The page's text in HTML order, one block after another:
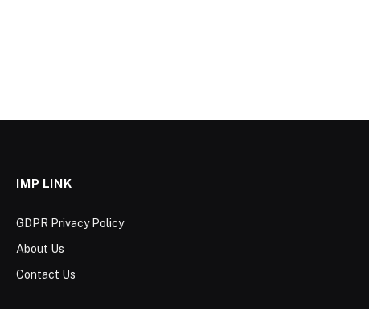
IMP LINK
GDPR Privacy Policy
About Us
Contact Us